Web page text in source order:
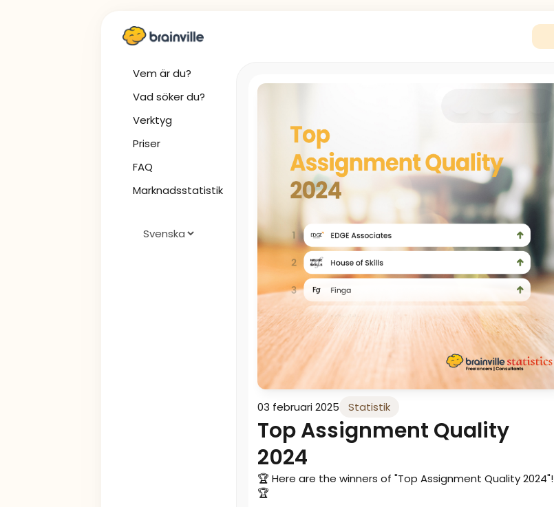
Vem är du?
Vad söker du?
Verktyg
Priser
FAQ
Marknadsstatistik
03 februari 2025 Statistik
Top Assignment Quality
2024
🏆 Here are the winners of "Top Assignment Quality 2024"!
🏆